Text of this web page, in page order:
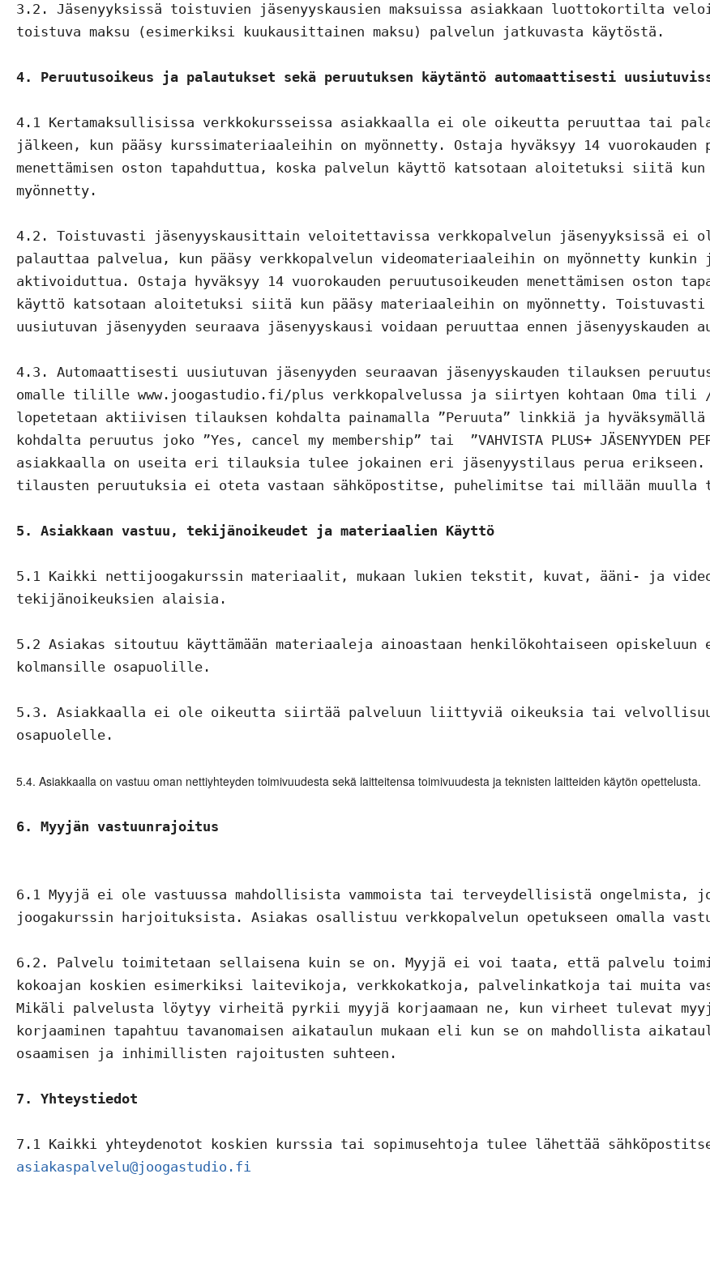
3.2. Jäsenyyksissä toistuvien jäsenyyskausien maksuissa asiakkaan luottokortilta
toistuva maksu (esimerkiksi kuukausittainen maksu) palvelun jatkuvasta käytöstä.
4. Peruutusoikeus ja palautukset sekä peruutuksen käytäntö automaattisesti
4.1 Kertamaksullisissa verkkokursseissa asiakkaalla ei ole oikeutta peruuttaa tai
jälkeen, kun pääsy kurssimateriaaleihin on myönnetty. Ostaja hyväksyy 14 vuorokauden
menettämisen oston tapahduttua, koska palvelun käyttö katsotaan aloitetuksi siitä
myönnetty.
4.2. Toistuvasti jäsenyyskausittain veloitettavissa verkkopalvelun jäsenyyksissä ei
palauttaa palvelua, kun pääsy verkkopalvelun videomateriaaleihin on myönnetty kunkin
aktivoiduttua. Ostaja hyväksyy 14 vuorokauden peruutusoikeuden menettämisen oston
käyttö katsotaan aloitetuksi siitä kun pääsy materiaaleihin on myönnetty.
uusiutuvan jäsenyyden seuraava jäsenyyskausi voidaan peruuttaa ennen jäsenyyskauden
4.3. Automaattisesti uusiutuvan jäsenyyden seuraavan jäsenyyskauden tilauksen
omalle tilille www.joogastudio.fi/plus verkkopalvelussa ja siirtyen kohtaan Oma tili /
lopetetaan aktiivisen tilauksen kohdalta painamalla ”Peruuta” linkkiä ja hyväksymällä
kohdalta peruutus joko ”Yes, cancel my membership” tai  ”VAHVISTA PLUS+ JÄSENYYDEN
asiakkaalla on useita eri tilauksia tulee jokainen eri jäsenyystilaus perua erikseen.
tilausten peruutuksia ei oteta vastaan sähköpostitse, puhelimitse tai millään muulla
5. Asiakkaan vastuu, tekijänoikeudet ja materiaalien Käyttö
5.1 Kaikki nettijoogakurssin materiaalit, mukaan lukien tekstit, kuvat, ääni- ja
tekijänoikeuksien alaisia.
5.2 Asiakas sitoutuu käyttämään materiaaleja ainoastaan henkilökohtaiseen opiskeluun
kolmansille osapuolille.
5.3. Asiakkaalla ei ole oikeutta siirtää palveluun liittyviä oikeuksia tai
osapuolelle.
5.4. Asiakkaalla on vastuu oman nettiyhteyden toimivuudesta sekä laitteitensa toimivuudesta ja teknisten laitteiden käytön opettelusta.
6. Myyjän vastuunrajoitus
6.1 Myyjä ei ole vastuussa mahdollisista vammoista tai terveydellisistä ongelmista,
joogakurssin harjoituksista. Asiakas osallistuu verkkopalvelun opetukseen omalla
6.2. Palvelu toimitetaan sellaisena kuin se on. Myyjä ei voi taata, että palvelu
kokoajan koskien esimerkiksi laitevikoja, verkkokatkoja, palvelinkatkoja tai muita
Mikäli palvelusta löytyy virheitä pyrkii myyjä korjaamaan ne, kun virheet tulevat
korjaaminen tapahtuu tavanomaisen aikataulun mukaan eli kun se on mahdollista
osaamisen ja inhimillisten rajoitusten suhteen.
7. Yhteystiedot
asiakaspalvelu@joogastudio.fi